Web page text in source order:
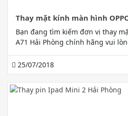
Thay mặt kính màn hình
chính hãng
Bạn đang tìm kiếm đơn vị thay
A71 Hải Phòng chính hãng vui
25/07/2018